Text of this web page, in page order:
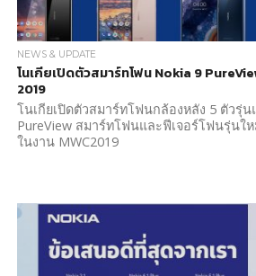
NEWS & UPDATE
โนเกียเปิดตัวสมาร์ทโฟน Nokia 9
2019
โนเกียเปิดตัวสมาร์ทโฟนกล้องหลัง 5 ตัวรุ่
PureView สมาร์ทโฟนและฟีเจอร์โฟนรุ่นใ
ในงาน MWC2019